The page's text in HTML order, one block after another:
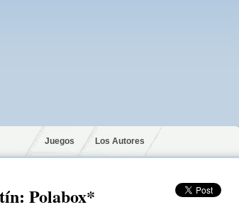
Juegos Los Autores
Polabox*